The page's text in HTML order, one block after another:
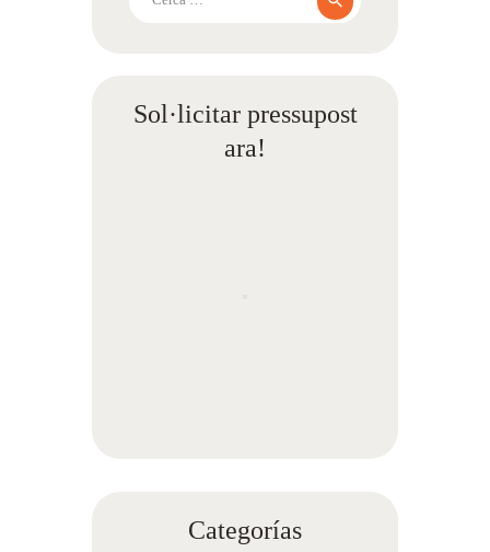
Sol·licitar pressupost
ara!
Categorías